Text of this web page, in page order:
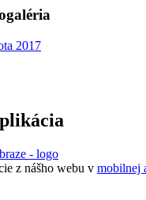
z nášho webu v mobilnej